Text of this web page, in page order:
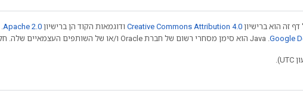
זה הוא ברישיון Creative Commons Attribution 4.0 ודוגמאות הקוד הן ברישיון Apache 2.0